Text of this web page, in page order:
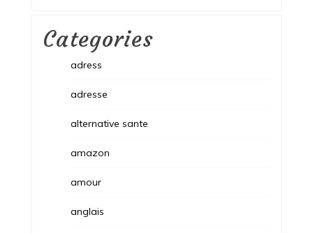
Categories
adress
adresse
alternative sante
amazon
amour
anglais